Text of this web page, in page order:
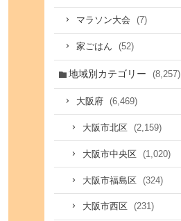
マラソン大会 (7)
家ごはん (52)
地域別カテゴリー (8,257)
大阪府 (6,469)
大阪市北区 (2,159)
大阪市中央区 (1,020)
大阪市福島区 (324)
大阪市西区 (231)